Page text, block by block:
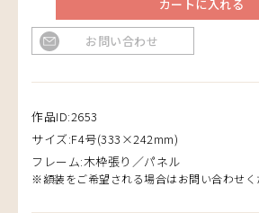
カートに入れる
お問い合わせ
作品ID:2653
サイズ:F4号(333×242mm)
フレーム:木枠張り／パネル
※額装をご希望される場合はお問い合わせく